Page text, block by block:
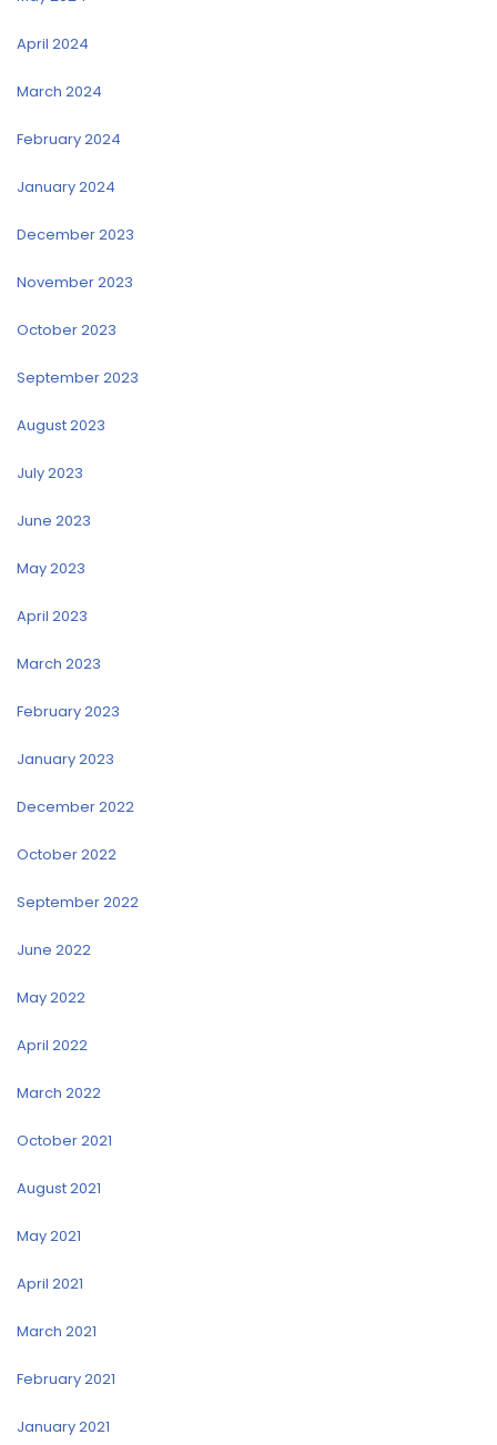
April 2024
March 2024
February 2024
January 2024
December 2023
November 2023
October 2023
September 2023
August 2023
July 2023
June 2023
May 2023
April 2023
March 2023
February 2023
January 2023
December 2022
October 2022
September 2022
June 2022
May 2022
April 2022
March 2022
October 2021
August 2021
May 2021
April 2021
March 2021
February 2021
January 2021